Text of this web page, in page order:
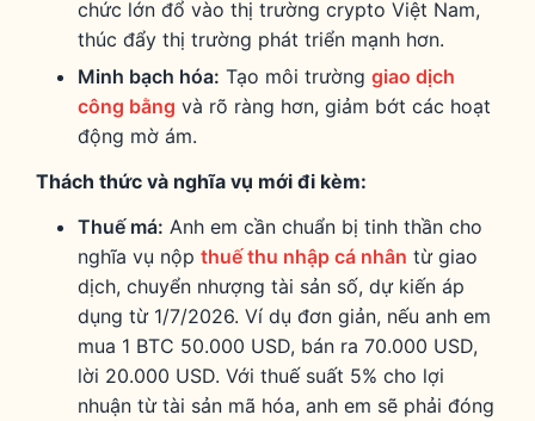
chức lớn đổ vào thị trường crypto Việt Nam,
thúc đẩy thị trường phát triển mạnh hơn.
Minh bạch hóa: Tạo môi trườnggiao dịch
công bằng và rõ ràng hơn, giảm bớt các hoạt
động mờ ám.
Thách thức và nghĩa vụ mới đi kèm:
Thuế má: Anh em cần chuẩn bị tinh thần cho
nghĩa vụ nộpthuế thu nhập cá nhân từ giao
dịch, chuyển nhượng tài sản số, dự kiến áp
dụng từ 1/7/2026. Ví dụ đơn giản, nếu anh em
mua 1 BTC 50.000 USD, bán ra 70.000 USD,
lời 20.000 USD. Với thuế suất 5% cho lợi
nhuận từ tài sản mã hóa, anh em sẽ phải đóng